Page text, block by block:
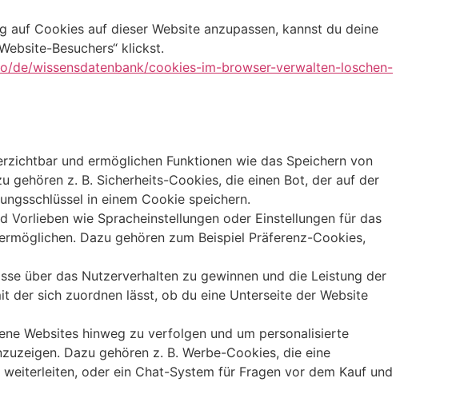
auf Cookies auf dieser Website anzupassen, kannst du deine
Besuchers“ klickst.
de/wissensdatenbank/cookies-im-browser-verwalten-loschen-
und ermöglichen Funktionen wie das Speichern von
gehören z. B. Sicherheits-Cookies, die einen Bot, der auf der
in einem Cookie speichern.
Vorlieben wie Spracheinstellungen oder Einstellungen für das
Dazu gehören zum Beispiel Präferenz-Cookies,
über das Nutzerverhalten zu gewinnen und die Leistung der
der sich zuordnen lässt, ob du eine Unterseite der Website
Websites hinweg zu verfolgen und um personalisierte
Dazu gehören z. B. Werbe-Cookies, die eine
oder ein Chat-System für Fragen vor dem Kauf und